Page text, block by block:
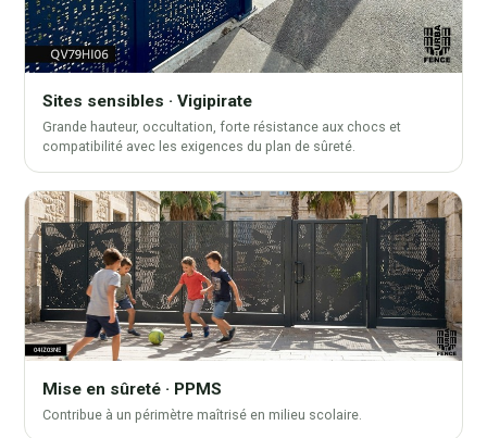
Sites sensibles · Vigipirate
Grande hauteur, occultation, forte résistance aux chocs et
compatibilité avec les exigences du plan de sûreté.
Mise en sûreté · PPMS
Contribue à un périmètre maîtrisé en milieu scolaire.